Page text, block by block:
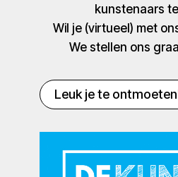
kunstenaars
Wil je (virtueel) met
We stellen ons
Leuk je te